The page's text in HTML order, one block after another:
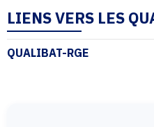
LIENS VERS LES
QUALIBAT-RGE